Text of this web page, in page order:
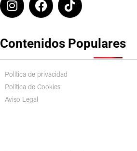
Contenidos Populares
Política de privacidad
Política de Cookies
Aviso Legal